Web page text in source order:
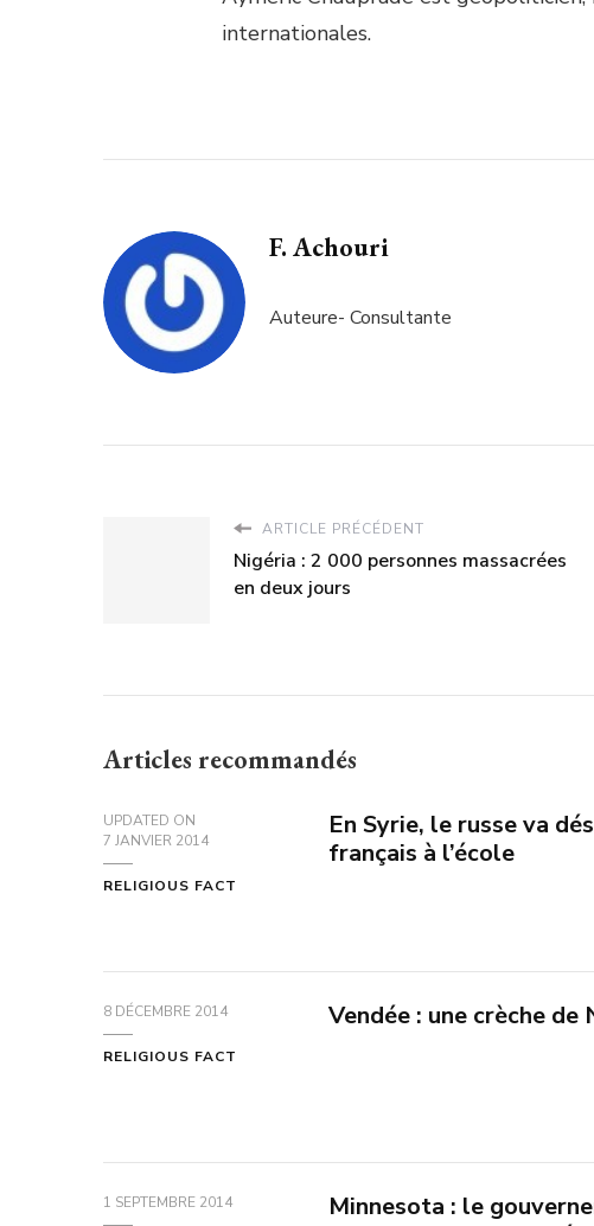
internationales.
F. Achouri
Auteure- Consultante
ARTICLE PRÉCÉDENT
Nigéria : 2 000 personnes massacrées
en deux jours
Articles recommandés
UPDATED ON
7 JANVIER 2014
RELIGIOUS FACT
En Syrie, le russe va
français à l’école
8 DÉCEMBRE 2014
RELIGIOUS FACT
Vendée : une crèche
1 SEPTEMBRE 2014
Minnesota : le